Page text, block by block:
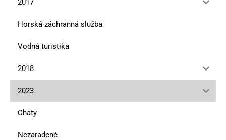
2017
Horská záchranná služba
Vodná turistika
2018
2023
Chaty
Nezaradené